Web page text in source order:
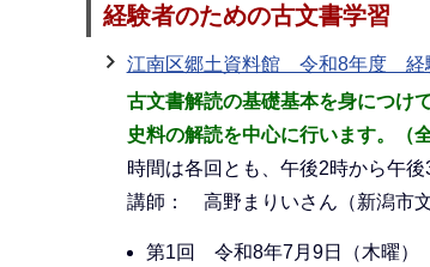
経験者のための古文書学習
江南区郷土資料館 令和8年度 経
古文書解読の基礎基本を身につけ
史料の解読を中心に行います。（全
時間は各回とも、午後2時から午
講師： 高野まりいさん（新潟市文
第1回 令和8年7月9日（木曜）